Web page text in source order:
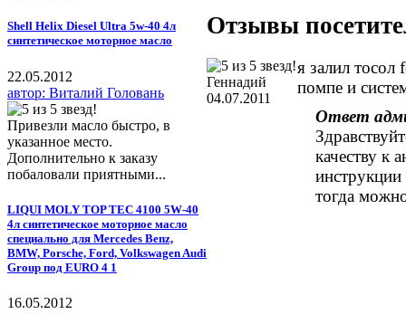
Shell Helix Diesel Ultra 5w-40 4л
синтетическое моторное масло
22.05.2012
автор: Виталий Головань
Привезли масло быстро, в
указанное место.
Дополнительно к заказу
побаловали приятными...
LIQUI MOLY TOP TEC 4100 5W-40
4л синтетическое моторное масло
специально для Mercedes Benz,
BMW, Porsche, Ford, Volkswagen Audi
Group под EURO 4 1
16.05.2012
Отзывы
Геннадий
04.07.2011
я залил
помпе и
Ответ
качеству к
тогда